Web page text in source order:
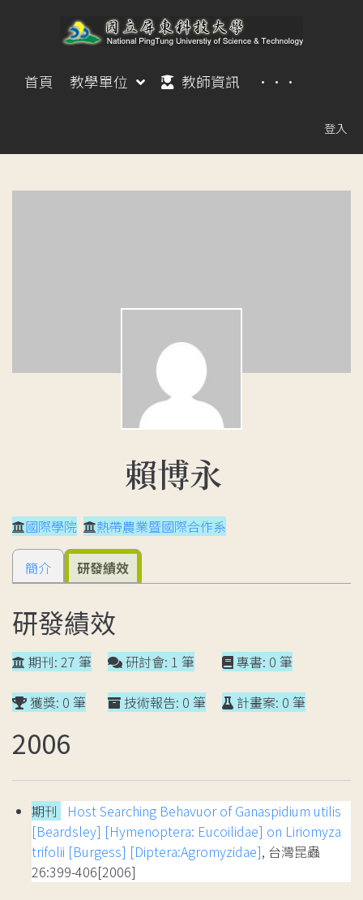
首頁 教學單位 教師資訊 ···
登入
賴博永
國際學院 熱帶農業暨國際合作系
簡介 研發績效
研發績效
期刊: 27 筆
獲獎: 0 筆
研討會: 1 筆
技術報告: 0 筆
專書: 0 筆
計畫案: 0 筆
2006
期刊
Host Searching Behavuor of Ganaspidium utilis
[Beardsley] [Hymenoptera: Eucoilidae] on Liriomyza
trifolii [Burgess] [Diptera:Agromyzidae], 台灣昆蟲
26:399-406[2006]